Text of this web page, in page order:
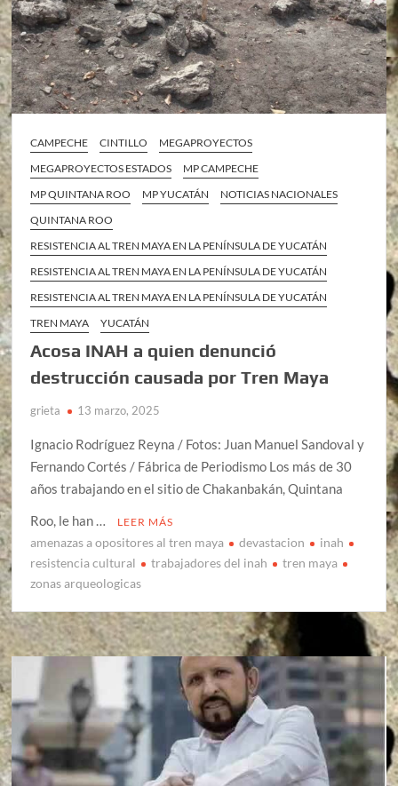
CAMPECHE CINTILLO
MEGAPROYECTOS
MEGAPROYECTOS ESTADOS
MP CAMPECHE
MP QUINTANA ROO
MP YUCATÁN
NOTICIAS NACIONALES
QUINTANA ROO
RESISTENCIA AL TREN MAYA EN LA PENÍNSULA DE YUCATÁN
RESISTENCIA AL TREN MAYA EN LA PENÍNSULA DE YUCATÁN
RESISTENCIA AL TREN MAYA EN LA PENÍNSULA DE YUCATÁN
TREN MAYA
YUCATÁN
Acosa INAH a quien denunció
destrucción causada por Tren Maya
grieta 13 marzo, 2025
Ignacio Rodríguez Reyna / Fotos: Juan Manuel Sandoval y
Fernando Cortés / Fábrica de Periodismo Los más de 30
años trabajando en el sitio de Chakanbakán, Quintana
Roo, le han …
LEER MÁS
amenazas a opositores al tren maya devastacion
inah
resistencia cultural
trabajadores del inah
tren maya
zonas arqueologicas